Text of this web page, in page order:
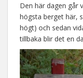
Den här dagen går
högsta berget här,
högt) och sedan
tillbaka blir det en